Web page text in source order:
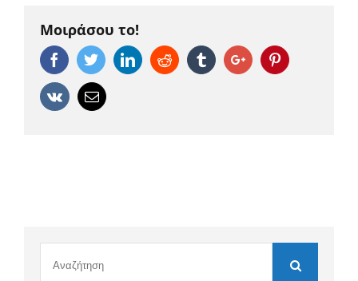
Μοιράσου το!
FacebookTwitterLinkedinReddit TumblrGoogle+Pinterest
Vk Email